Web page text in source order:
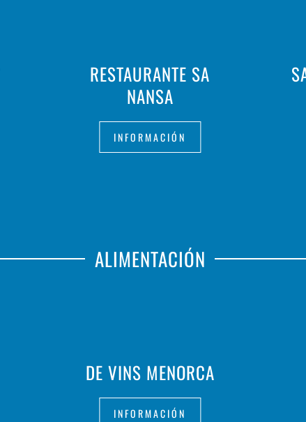
RESTAURANTE SA
NANSA
INFORMACIÓN
ALIMENTACIÓN
DE VINS MENORCA
INFORMACIÓN